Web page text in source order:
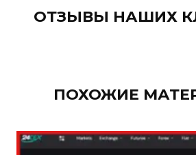
ОТЗЫВЫ НАШИХ
ПОХОЖИЕ